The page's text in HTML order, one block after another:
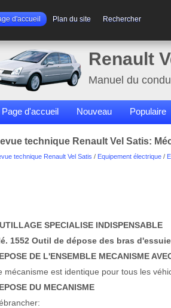
d'accueil Plan du site Rechercher
Renault
Manuel du
Page d'accueil Nouveau Populaire
technique Renault Vel Satis:
technique Renault Vel Satis / Equipement électrique /
SPECIALISE INDISPENSABLE
1552 Outil de dépose des bras
DE L'ENSEMBLE MECANISME
mécanisme est identique pour tous les
DU MECANISME